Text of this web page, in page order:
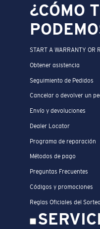
¿CÓMO
START A WARRANTY OR
Obtener asistencia
Seguimiento de Pedidos
Cancelar o devolver un
Envío y devoluciones
Dealer Locator
Programa de reparación
Métodos de pago
Preguntas Frecuentes
Códigos y promociones
Reglas Oficiales del Sorteo